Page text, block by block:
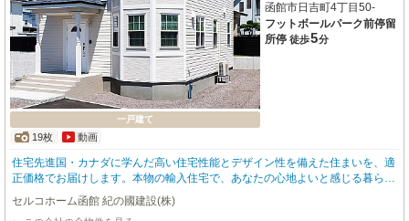
一戸建て
19枚 動画
函館市日吉町4丁目50-
フットボールパーク前停留
所停 徒歩5分
住宅先進国・カナダに学んだ高い住宅性能とデザイン性を備えた住まいを、適
正価格でお届けします。本物の輸入住宅で、あなたの心地よいと感じる暮らし
をセルコホームは、創造していきます。 - セミオーダーで叶える 私にちょうど
いい理想の家 - ブロッサム日吉 分譲地モデルハウス 子育てグリーン住宅支援
セルコホーム函館 紀の國建設(株)